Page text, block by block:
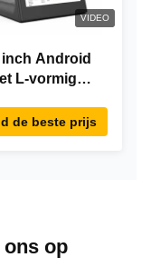
VIDEO
inch Android
L-vormig
Tablet IPS
Tablet
de beste prijs
op